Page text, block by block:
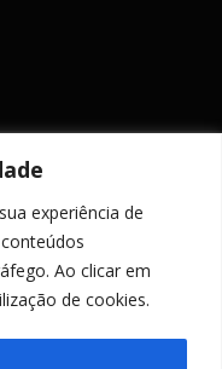
experiência de
Ao clicar em
de cookies.